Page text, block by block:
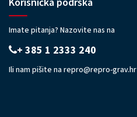
Imate pitanja? Nazovite nas na
+ 385 1 2333 240
Ili nam pišite na repro@repro-grav.hr